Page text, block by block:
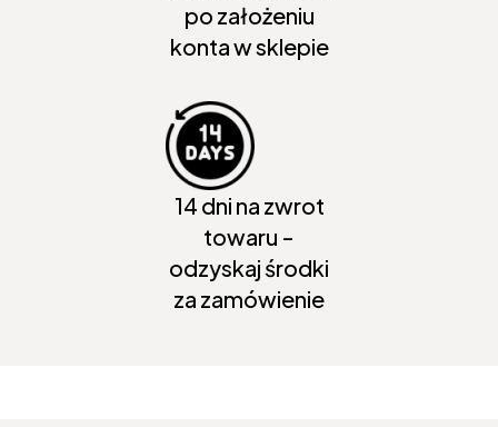
po założeniu
konta w sklepie
14 dni na zwrot
towaru -
odzyskaj środki
za zamówienie